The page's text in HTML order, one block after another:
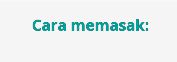
Cara memasak: